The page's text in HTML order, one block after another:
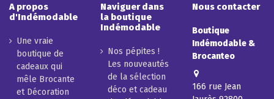
A propos
d'Indémodable
Une vraie
boutique de
cadeaux qui
mêle Brocante
et Décoration
Naviguer dans
la boutique
Indémodable
Nos pépites !
Les nouveautés
de la sélection
déco et cadeau
Nous contacter
Boutique
Indémodable &
Brocanteo
166 rue Jean